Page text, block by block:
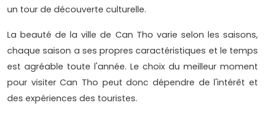
un tour de découverte culturelle.
La beauté de la ville de Can Tho varie selon les saisons,
chaque saison a ses propres caractéristiques et le temps
est agréable toute l'année. Le choix du meilleur moment
pour visiter Can Tho peut donc dépendre de l'intérêt et
des expériences des touristes.